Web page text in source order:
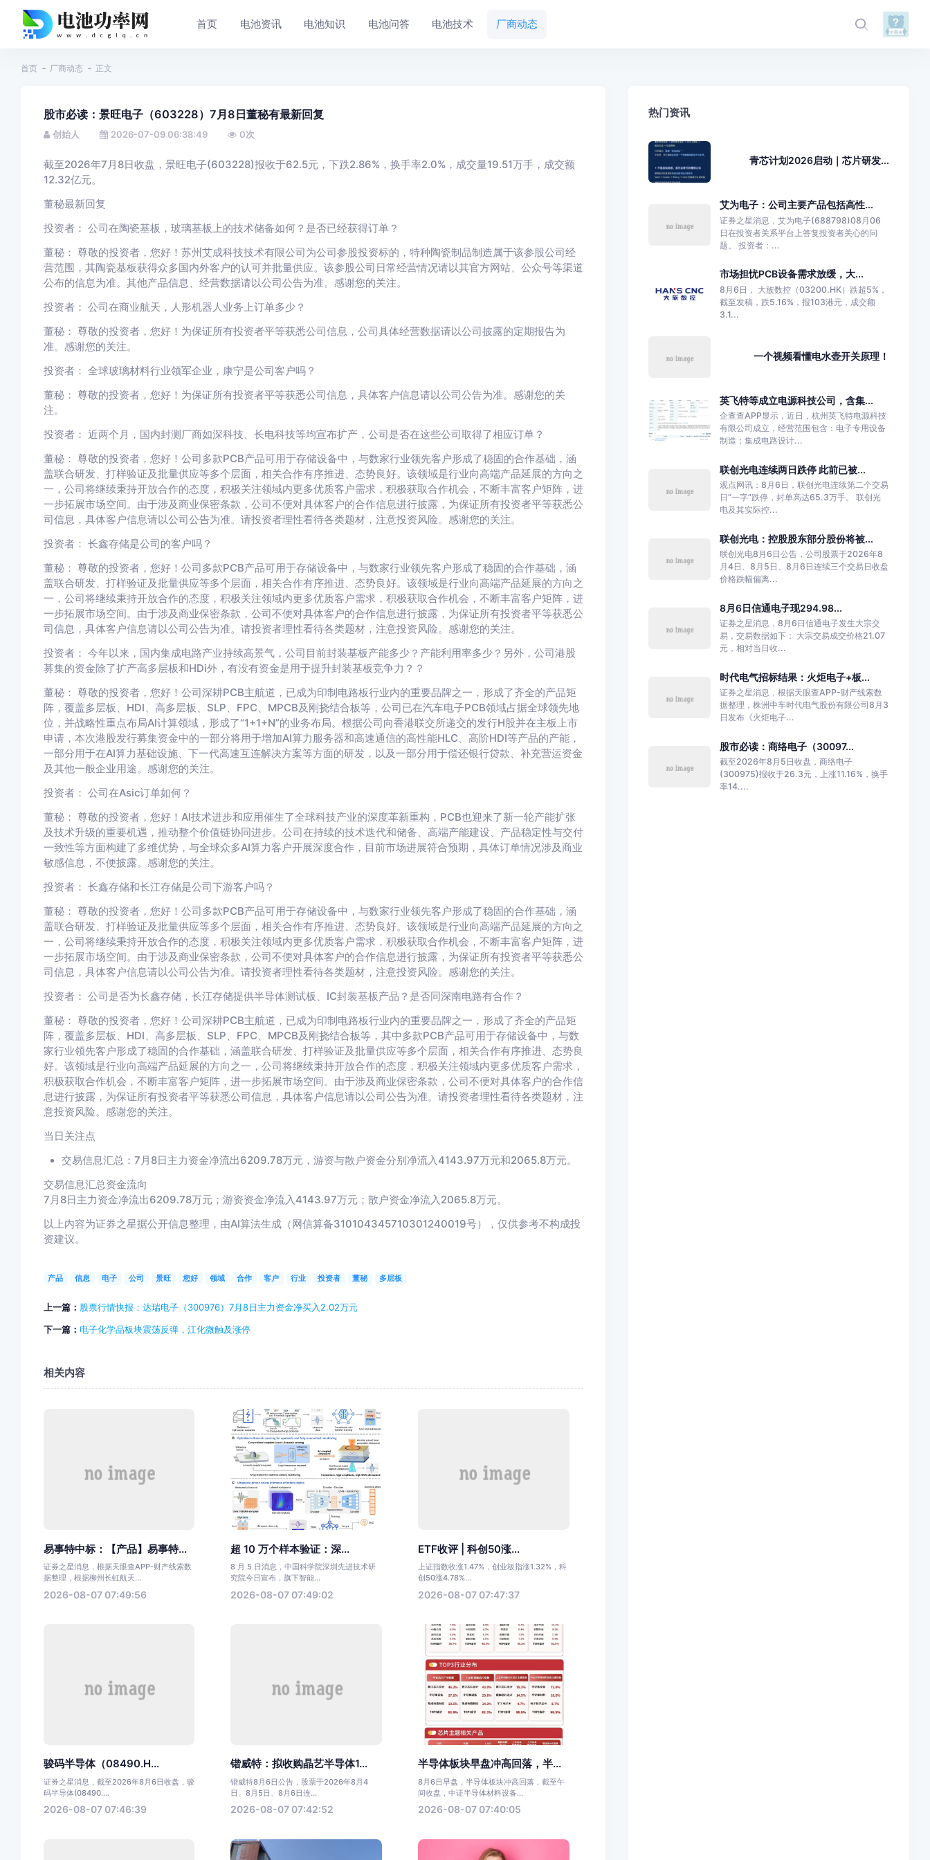
首页 电池资讯 电池知识 电池问答 电池技术 厂商动态
首页 厂商动态 正文
股市必读：景旺电子（603228）7月8日董秘有最新回复
创始人 2026-07-09 06:38:49 0次
截至2026年7月8日收盘，景旺电子(603228)报收于62.5元，下跌2.86%，换手率2.0%，成交量19.51万手，成交额
12.32亿元。
董秘最新回复
投资者： 公司在陶瓷基板，玻璃基板上的技术储备如何？是否已经获得订单？
董秘： 尊敬的投资者，您好！苏州艾成科技技术有限公司为公司参股投资标的，特种陶瓷制品制造属于该参股公司经
营范围，其陶瓷基板获得众多国内外客户的认可并批量供应。该参股公司日常经营情况请以其官方网站、公众号等渠道
公布的信息为准。其他产品信息、经营数据请以公司公告为准。感谢您的关注。
投资者： 公司在商业航天，人形机器人业务上订单多少？
董秘： 尊敬的投资者，您好！为保证所有投资者平等获悉公司信息，公司具体经营数据请以公司披露的定期报告为
准。感谢您的关注。
投资者： 全球玻璃材料行业领军企业，康宁是公司客户吗？
董秘： 尊敬的投资者，您好！为保证所有投资者平等获悉公司信息，具体客户信息请以公司公告为准。感谢您的关
注。
投资者： 近两个月，国内封测厂商如深科技、长电科技等均宣布扩产，公司是否在这些公司取得了相应订单？
董秘： 尊敬的投资者，您好！公司多款PCB产品可用于存储设备中，与数家行业领先客户形成了稳固的合作基础，涵
盖联合研发、打样验证及批量供应等多个层面，相关合作有序推进、态势良好。该领域是行业向高端产品延展的方向之
一，公司将继续秉持开放合作的态度，积极关注领域内更多优质客户需求，积极获取合作机会，不断丰富客户矩阵，进
一步拓展市场空间。由于涉及商业保密条款，公司不便对具体客户的合作信息进行披露，为保证所有投资者平等获悉公
司信息，具体客户信息请以公司公告为准。请投资者理性看待各类题材，注意投资风险。感谢您的关注。
投资者： 长鑫存储是公司的客户吗？
董秘： 尊敬的投资者，您好！公司多款PCB产品可用于存储设备中，与数家行业领先客户形成了稳固的合作基础，涵
盖联合研发、打样验证及批量供应等多个层面，相关合作有序推进、态势良好。该领域是行业向高端产品延展的方向之
一，公司将继续秉持开放合作的态度，积极关注领域内更多优质客户需求，积极获取合作机会，不断丰富客户矩阵，进
一步拓展市场空间。由于涉及商业保密条款，公司不便对具体客户的合作信息进行披露，为保证所有投资者平等获悉公
司信息，具体客户信息请以公司公告为准。请投资者理性看待各类题材，注意投资风险。感谢您的关注。
投资者： 今年以来，国内集成电路产业持续高景气，公司目前封装基板产能多少？产能利用率多少？另外，公司港股
募集的资金除了扩产高多层板和HDi外，有没有资金是用于提升封装基板竞争力？？
董秘： 尊敬的投资者，您好！公司深耕PCB主航道，已成为印制电路板行业内的重要品牌之一，形成了齐全的产品矩
阵，覆盖多层板、HDI、高多层板、SLP、FPC、MPCB及刚挠结合板等，公司已在汽车电子PCB领域占据全球领先地
位，并战略性重点布局AI计算领域，形成了“1+1+N”的业务布局。根据公司向香港联交所递交的发行H股并在主板上市
申请，本次港股发行募集资金中的一部分将用于增加AI算力服务器和高速通信的高性能HLC、高阶HDI等产品的产能，
一部分用于在AI算力基础设施、下一代高速互连解决方案等方面的研发，以及一部分用于偿还银行贷款、补充营运资金
及其他一般企业用途。感谢您的关注。
投资者： 公司在Asic订单如何？
董秘： 尊敬的投资者，您好！AI技术进步和应用催生了全球科技产业的深度革新重构，PCB也迎来了新一轮产能扩张
及技术升级的重要机遇，推动整个价值链协同进步。公司在持续的技术迭代和储备、高端产能建设、产品稳定性与交付
一致性等方面构建了多维优势，与全球众多AI算力客户开展深度合作，目前市场进展符合预期，具体订单情况涉及商业
敏感信息，不便披露。感谢您的关注。
投资者： 长鑫存储和长江存储是公司下游客户吗？
董秘： 尊敬的投资者，您好！公司多款PCB产品可用于存储设备中，与数家行业领先客户形成了稳固的合作基础，涵
盖联合研发、打样验证及批量供应等多个层面，相关合作有序推进、态势良好。该领域是行业向高端产品延展的方向之
一，公司将继续秉持开放合作的态度，积极关注领域内更多优质客户需求，积极获取合作机会，不断丰富客户矩阵，进
一步拓展市场空间。由于涉及商业保密条款，公司不便对具体客户的合作信息进行披露，为保证所有投资者平等获悉公
司信息，具体客户信息请以公司公告为准。请投资者理性看待各类题材，注意投资风险。感谢您的关注。
投资者： 公司是否为长鑫存储，长江存储提供半导体测试板、IC封装基板产品？是否同深南电路有合作？
董秘： 尊敬的投资者，您好！公司深耕PCB主航道，已成为印制电路板行业内的重要品牌之一，形成了齐全的产品矩
阵，覆盖多层板、HDI、高多层板、SLP、FPC、MPCB及刚挠结合板等，其中多款PCB产品可用于存储设备中，与数
家行业领先客户形成了稳固的合作基础，涵盖联合研发、打样验证及批量供应等多个层面，相关合作有序推进、态势良
好。该领域是行业向高端产品延展的方向之一，公司将继续秉持开放合作的态度，积极关注领域内更多优质客户需求，
积极获取合作机会，不断丰富客户矩阵，进一步拓展市场空间。由于涉及商业保密条款，公司不便对具体客户的合作信
息进行披露，为保证所有投资者平等获悉公司信息，具体客户信息请以公司公告为准。请投资者理性看待各类题材，注
意投资风险。感谢您的关注。
当日关注点
交易信息汇总：7月8日主力资金净流出6209.78万元，游资与散户资金分别净流入4143.97万元和2065.8万元。
交易信息汇总资金流向
7月8日主力资金净流出6209.78万元；游资资金净流入4143.97万元；散户资金净流入2065.8万元。
以上内容为证券之星据公开信息整理，由AI算法生成（网信算备310104345710301240019号），仅供参考不构成投
资建议。
产品 信息 电子 公司 景旺 您好 领域 合作 客户 行业 投资者 董秘 多层板
上一篇： 股票行情快报：达瑞电子（300976）7月8日主力资金净买入2.02万元
下一篇： 电子化学品板块震荡反弹，江化微触及涨停
相关内容
易事特中标：【产品】易事特...
证券之星消息，根据天眼查APP-财产线索数
据整理，根据柳州长虹航天...
2026-08-07 07:49:56
超 10 万个样本验证：深...
8 月 5 日消息，中国科学院深圳先进技术研
究院今日宣布，旗下智能...
2026-08-07 07:49:02
ETF收评 | 科创50涨...
上证指数收涨1.47%，创业板指涨1.32%，科
创50涨4.78%...
2026-08-07 07:47:37
骏码半导体（08490.H...
证券之星消息，截至2026年8月6日收盘，骏
码半导体(08490....
2026-08-07 07:46:39
锴威特：拟收购晶艺半导体1...
锴威特8月6日公告，股票于2026年8月4
日、8月5日、8月6日连...
2026-08-07 07:42:52
半导体板块早盘冲高回落，半...
8月6日早盘，半导体板块冲高回落，截至午
间收盘，中证半导体材料设备...
2026-08-07 07:40:05
热门资讯
青芯计划2026启动｜芯片研发...
艾为电子：公司主要产品包括高性...
证券之星消息，艾为电子(688798)08月06
日在投资者关系平台上答复投资者关心的问
题。 投资者：...
市场担忧PCB设备需求放缓，大...
8月6日， 大族数控（03200.HK）跌超5%，
截至发稿，跌5.16%，报103港元，成交额
3.1...
一个视频看懂电水壶开关原理！
英飞特等成立电源科技公司，含集...
企查查APP显示，近日，杭州英飞特电源科技
有限公司成立，经营范围包含：电子专用设备
制造；集成电路设计...
联创光电连续两日跌停 此前已被...
观点网讯：8月6日，联创光电连续第二个交易
日“一字”跌停，封单高达65.3万手。 联创光
电及其实际控...
联创光电：控股股东部分股份将被...
联创光电8月6日公告，公司股票于2026年8
月4日、8月5日、8月6日连续三个交易日收盘
价格跌幅偏离...
8月6日信通电子现294.98...
证券之星消息，8月6日信通电子发生大宗交
易，交易数据如下： 大宗交易成交价格21.07
元，相对当日收...
时代电气招标结果：火炬电子+板...
证券之星消息，根据天眼查APP-财产线索数
据整理，株洲中车时代电气股份有限公司8月3
日发布《火炬电子...
股市必读：商络电子（30097...
截至2026年8月5日收盘，商络电子
(300975)报收于26.3元，上涨11.16%，换手
率14....